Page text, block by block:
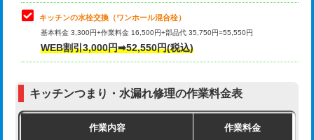
用（追加）/3ｍ超え)
給水管工事※（ライニング鋼管・銅
管・ポリ管・HT管使用/3ｍまで)
44,000円
管・ポリ管・HT管使用/3ｍ超え)
排水管工事（土の掘削・埋め戻し作
11,000円~
お風呂タンク脱着
その他部品の脱着
キッチンの水栓交換（ワンホール混合栓）
基本料金 3,300円+作業料金 16,500円+部品代 35,750円=55,550円
WEB割引3,000円➡52,550円(税込)
キッチンつまり・水漏れ修理の作業料金表
作業内容 作業料金